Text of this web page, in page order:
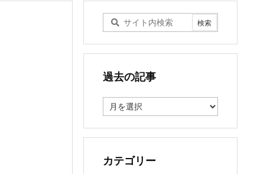
過去の記事
去
記
カテゴリー